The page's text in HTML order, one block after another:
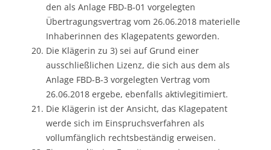
den als Anlage FBD-B-01 vorgelegten
Übertragungsvertrag vom 26.06.2018 materielle
Inhaberinnen des Klagepatents geworden.
Die Klägerin zu 3) sei auf Grund einer
ausschließlichen Lizenz, die sich aus dem als
Anlage FBD-B-3 vorgelegten Vertrag vom
26.06.2018 ergebe, ebenfalls aktivlegitimiert.
Die Klägerin ist der Ansicht, das Klagepatent
werde sich im Einspruchsverfahren als
vollumfänglich rechtsbeständig erweisen.